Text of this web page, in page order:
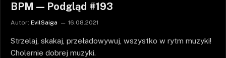
BPM — Podgląd #193
Autor: EvilSaiga 16.08.2021
Strzelaj, skakaj, przeładowywuj, wszystko w rytm muzyki!
Cholernie dobrej muzyki.